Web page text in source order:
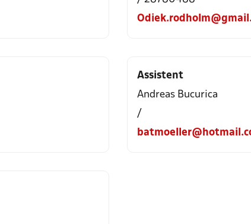
Assistent
Andreas Bucurica
/